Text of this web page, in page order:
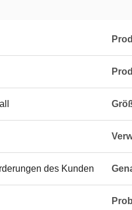
des Kunden